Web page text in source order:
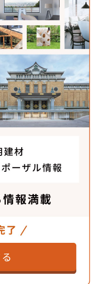
うテキスタイルを考
オンデルデリンデさ
ベースにテキスタイ
と洋服のパターンの
的に裁断・裁縫して
を探究したりしてい
ックデザインとして
形や重さを持った構
所が設計的で、一緒
街の家」ではあくま
ものを